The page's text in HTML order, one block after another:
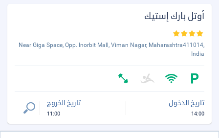
أوتل بارك إستيك
Near Giga Space, Opp. Inorbit Mall, Viman Nagar, Maharashtra411014,
India
تاريخ الدخول
14:00
تاريخ الخروج
11:00